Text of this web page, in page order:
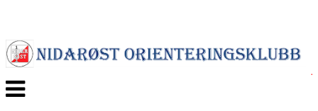
Veksle
navigasjon